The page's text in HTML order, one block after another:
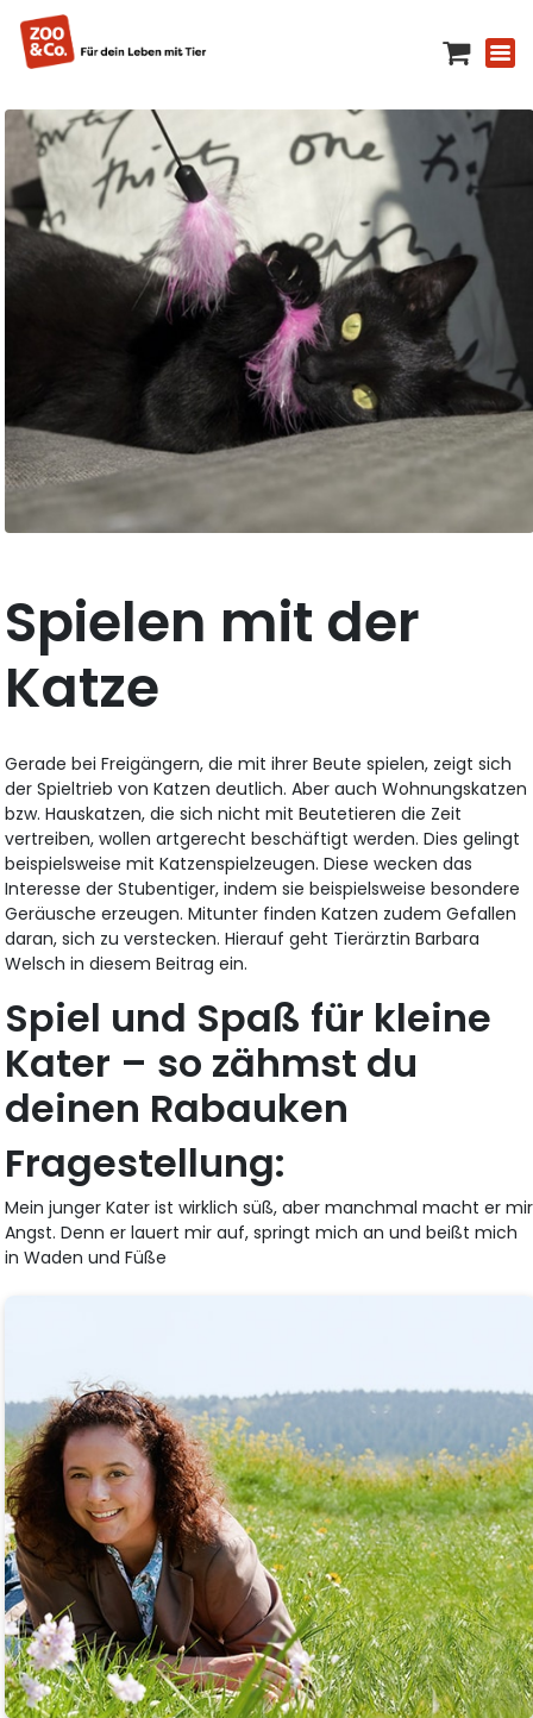
Spielen mit der
Katze
Gerade bei Freigängern, die mit ihrer Beute spielen, zeigt sich
der Spieltrieb von Katzen deutlich. Aber auch Wohnungskatzen
bzw. Hauskatzen, die sich nicht mit Beutetieren die Zeit
vertreiben, wollen artgerecht beschäftigt werden. Dies gelingt
beispielsweise mit Katzenspielzeugen. Diese wecken das
Interesse der Stubentiger, indem sie beispielsweise besondere
Geräusche erzeugen. Mitunter finden Katzen zudem Gefallen
daran, sich zu verstecken. Hierauf geht Tierärztin Barbara
Welsch in diesem Beitrag ein.
Spiel und Spaß für kleine
Kater – so zähmst du
deinen Rabauken
Fragestellung:
Mein junger Kater ist wirklich süß, aber manchmal macht er mir
Angst. Denn er lauert mir auf, springt mich an und beißt mich
in Waden und Füße